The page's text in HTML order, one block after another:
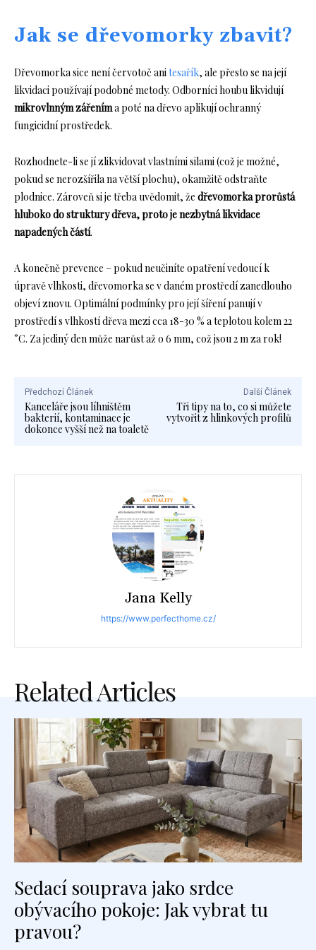
Jak se dřevomorky zbavit?
Dřevomorka sice není červotoč anitesařík, ale přesto se na její
likvidaci používají podobné metody. Odborníci houbu likvidují
mikrovlnným zářeníma poté na dřevo aplikují ochranný
fungicidní prostředek.
Rozhodnete-li se jí zlikvidovat vlastními silami (což je možné,
pokud se nerozšířila na větší plochu), okamžitě odstraňte
plodnice. Zároveň si je třeba uvědomit, že dřevomorka prorůstá
hluboko do struktury dřeva, proto je nezbytná likvidace
napadených částí.
A konečně prevence – pokud neučiníte opatření vedoucí k
úpravě vlhkosti, dřevomorka se v daném prostředí zanedlouho
objeví znovu. Optimální podmínky pro její šíření panují v
prostředí s vlhkostí dřeva mezi cca 18-30 % a teplotou kolem 22
°C. Za jediný den může narůst až o 6 mm, což jsou 2 m za rok!
Předchozí Článek
Kanceláře jsou líhništěm
bakterií, kontaminace je
dokonce vyšší než na toaletě
Další Článek
Tři tipy na to, co si můžete
vytvořit z hlinkových profilů
Jana Kelly
https://www.perfecthome.cz/
Related Articles
Sedací souprava jako srdce
obývacího pokoje: Jak vybrat tu
pravou?